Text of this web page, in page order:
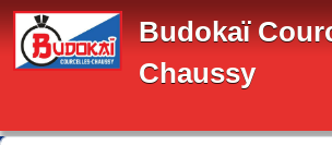
Budokaï
Chaussy
Panneau de gestion des cookies